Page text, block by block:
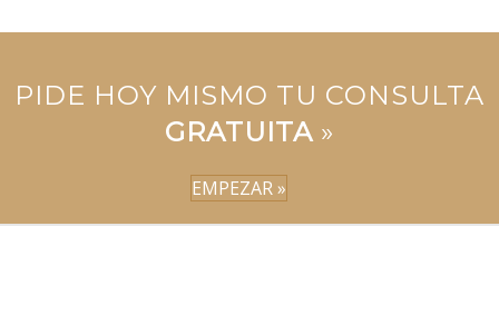
PIDE HOY MISMO TU CONSULTA
GRATUITA»
EMPEZAR »